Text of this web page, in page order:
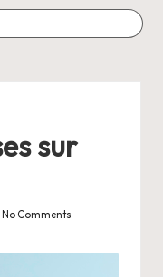
sur
No Comments